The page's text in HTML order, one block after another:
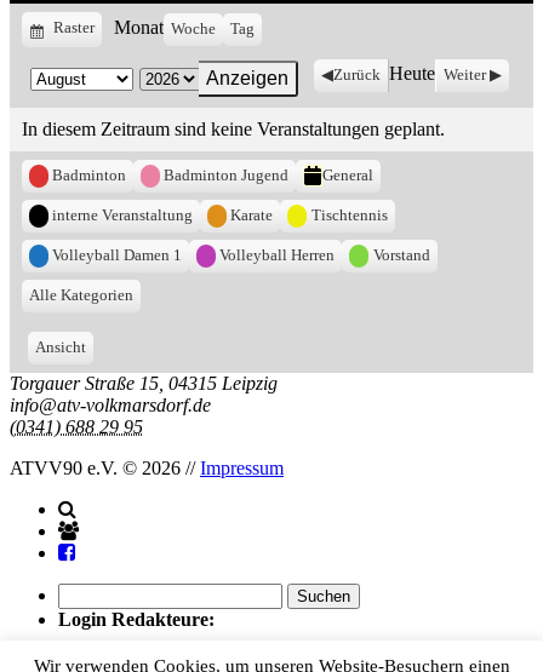
Anzeigen
Raster Monat Woche Tag
Monat
Jahr
Zurück Heute Weiter
In diesem Zeitraum sind keine Veranstaltungen geplant.
Kategorien
Badminton Badminton Jugend General
interne Veranstaltung Karate Tischtennis
Volleyball Damen 1 Volleyball Herren Vorstand
Alle Kategorien
Ansicht
Torgauer Straße 15, 04315 Leipzig
info@atv-volkmarsdorf.de
(0341) 688 29 95
ATVV90 e.V. © 2026 //Impressum
nach:
Login Redakteure:
Benutzer:
Wir verwenden Cookies, um unseren Website-Besuchern einen